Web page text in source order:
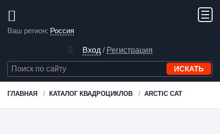
Ваш регион: Россия
Вход / Регистрация
ГЛАВНАЯ КАТАЛОГ КВАДРОЦИКЛОВ ARCTIC CAT